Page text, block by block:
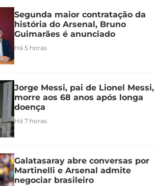
Segunda maior contratação da
história do Arsenal, Bruno
Guimarães é anunciado
Há 5 horas
Jorge Messi, pai de Lionel Messi,
morre aos 68 anos após longa
doença
Há 7 horas
Galatasaray abre conversas por
Martinelli e Arsenal admite
negociar brasileiro